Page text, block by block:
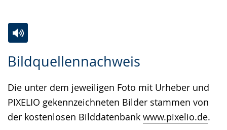
Bildquellennachweis
Die unter dem jeweiligen Foto mit Urheber und
PIXELIO gekennzeichneten Bilder stammen von
der kostenlosen Bilddatenbank www.pixelio.de.
Leichten
wechseln.
Audio-
Video
Deutscher
Gebärdensprache
wird